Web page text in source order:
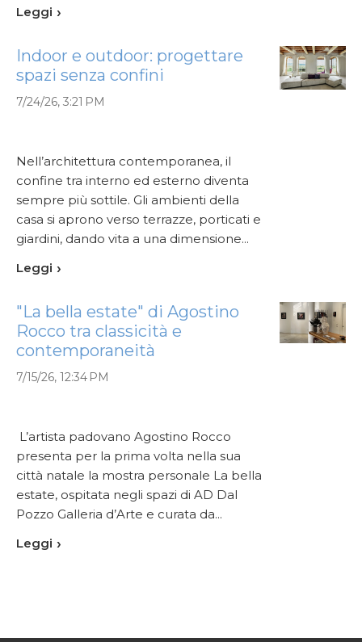
Leggi
Indoor e outdoor: progettare
spazi senza confini
7/24/26, 3:21 PM
Nell’architettura contemporanea, il
confine tra interno ed esterno diventa
sempre più sottile. Gli ambienti della
casa si aprono verso terrazze, porticati e
giardini, dando vita a una dimensione...
Leggi
"La bella estate" di Agostino
Rocco tra classicità e
contemporaneità
7/15/26, 12:34 PM
L’artista padovano Agostino Rocco
presenta per la prima volta nella sua
città natale la mostra personale La bella
estate, ospitata negli spazi di AD Dal
Pozzo Galleria d’Arte e curata da...
Leggi